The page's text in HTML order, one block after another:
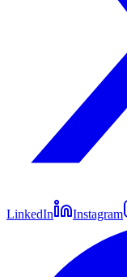
LinkedIn Instagram